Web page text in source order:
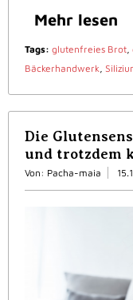
Mehr lesen
Tags: glutenfreies Brot,
Bäckerhandwerk,
Die
und trotzdem
Von: Pacha-maia